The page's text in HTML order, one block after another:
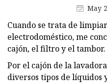
May
Cuando se trata de
electrodoméstico, me
cajón, el filtro y el tambor.
Por el cajón de la
diversos tipos de líquidos